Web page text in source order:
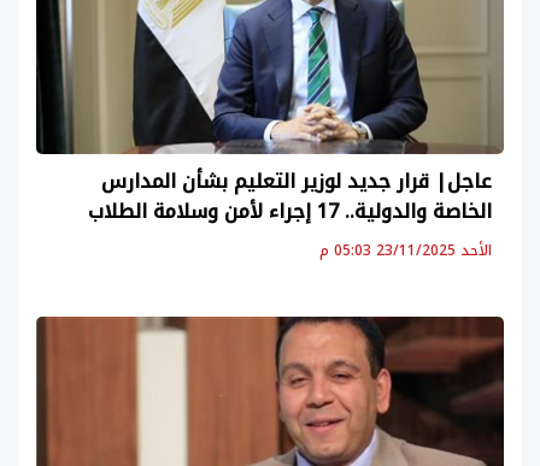
عاجل| قرار جديد لوزير التعليم بشأن المدارس
الخاصة والدولية.. 17 إجراء لأمن وسلامة الطلاب
الأحد 23/11/2025 05:03 م